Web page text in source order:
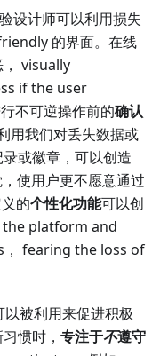
设计师可以利用损失
的界面。在线
visually
if the user
不可逆操作前的确认
用我们对丢失数据或
录或徽章，可以创造
使用户更不愿意通过
的个性化功能可以创
the platform and
fearing the loss of
以被利用来促进积极
惯时， 专注于不遵守